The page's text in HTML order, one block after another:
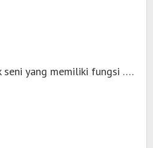
seni yang memiliki fungsi ….